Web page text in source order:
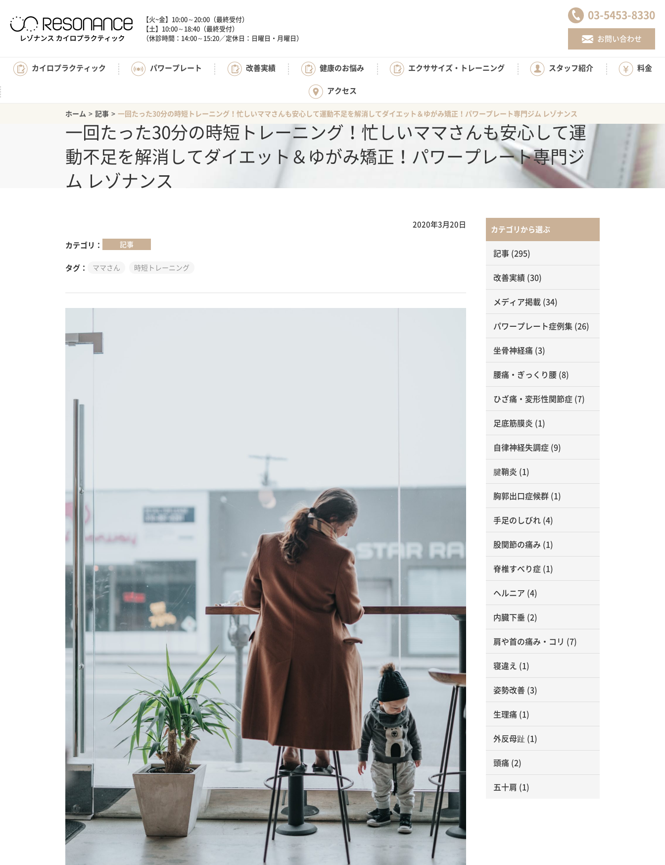
【火~金】10:00～20:00（最終受付）
【土】10:00～18:40（最終受付）
（休診時間：14:00～15:20／定休日：日曜日・月曜日）
03-5453-8330
お問い合わせ
カイロプラクティック パワープレート 改善実績 健康のお悩み エクササイズ・トレーニング スタッフ紹介 料金
アクセス
ホーム > 記事 > 一回たった30分の時短トレーニング！忙しいママさんも安心して運動不足を解消してダイエット＆ゆがみ矯正！パワープレート専門ジム レゾナンス
一回たった30分の時短トレーニング！忙しいママさんも安心して運
動不足を解消してダイエット＆ゆがみ矯正！パワープレート専門ジ
ム レゾナンス
2020年3月20日
カテゴリ
記事
タグ ママさん 時短トレーニング
カテゴリから選ぶ
記事 (295)
改善実績 (30)
メディア掲載 (34)
パワープレート症例集 (26)
坐骨神経痛 (3)
腰痛・ぎっくり腰 (8)
ひざ痛・変形性関節症 (7)
足底筋膜炎 (1)
自律神経失調症 (9)
腱鞘炎 (1)
胸郭出口症候群 (1)
手足のしびれ (4)
股関節の痛み (1)
脊椎すべり症 (1)
ヘルニア (4)
内臓下垂 (2)
肩や首の痛み・コリ (7)
寝違え (1)
姿勢改善 (3)
生理痛 (1)
外反母趾 (1)
頭痛 (2)
五十肩 (1)